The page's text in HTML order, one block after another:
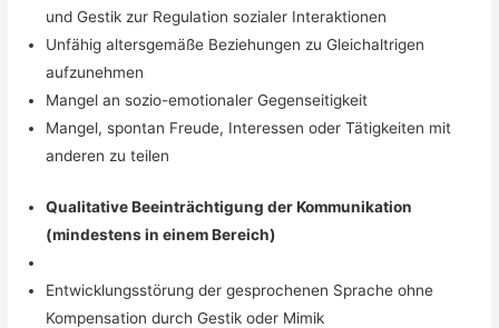
und Gestik zur Regulation sozialer Interaktionen
Unfähig altersgemäße Beziehungen zu Gleichaltrigen
aufzunehmen
Mangel an sozio-emotionaler Gegenseitigkeit
Mangel, spontan Freude, Interessen oder Tätigkeiten mit
anderen zu teilen
Qualitative Beeinträchtigung der Kommunikation
(mindestens in einem Bereich)
Entwicklungsstörung der gesprochenen Sprache ohne
Kompensation durch Gestik oder Mimik